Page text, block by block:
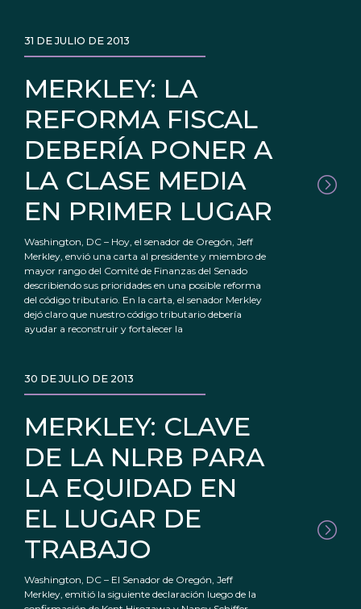
MERKLEY: LA
REFORMA FISCAL
DEBERÍA PONER A
LA CLASE MEDIA
EN PRIMER LUGAR
31 DE JULIO DE 2013
Washington, DC – Hoy, el senador de Oregón, Jeff
Merkley, envió una carta al presidente y miembro de
mayor rango del Comité de Finanzas del Senado
describiendo sus prioridades en una posible reforma
del código tributario. En la carta, el senador Merkley
dejó claro que nuestro código tributario debería
ayudar a reconstruir y fortalecer la
MERKLEY: CLAVE
DE LA NLRB PARA
LA EQUIDAD EN
EL LUGAR DE
TRABAJO
30 DE JULIO DE 2013
Washington, DC – El Senador de Oregón, Jeff
Merkley, emitió la siguiente declaración luego de la